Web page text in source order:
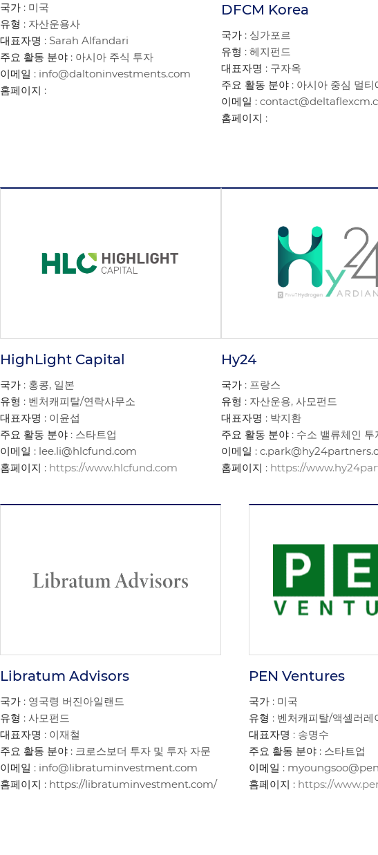
국가 : 미국
유형 : 자산운용사
대표자명 : Sarah Alfandari
주요 활동 분야 : 아시아 주식 투자
이메일 : info@daltoninvestments.com
홈페이지 :
DFCM Korea
국가 : 싱가포르
유형 : 헤지펀드
대표자명 : 구자옥
주요 활동 분야 : 아시아 중심 멀
이메일 :
홈페이지 :
HighLight Capital
국가 : 홍콩, 일본
유형 : 벤처캐피탈/연락사무소
대표자명 : 이윤섭
주요 활동 분야 : 스타트업
이메일 : lee.li@hlcfund.com
홈페이지 : https://www.hlcfund.com
Hy24
국가 : 프랑스
유형 : 자산운용, 사모펀드
대표자명 : 박지환
주요 활동 분야 : 수소 밸류체인 투
이메일 :
홈페이지 : https://
Libratum Advisors
국가 : 영국령 버진아일랜드
유형 : 사모펀드
대표자명 : 이재철
주요 활동 분야 : 크로스보더 투자 및 투자 자문
이메일 : info@libratuminvestment.com
홈페이지 : https://libratuminvestment.com/
PEN Ventures
국가 : 미국
유형 : 벤처캐피탈/액셀러레
대표자명 : 송명수
주요 활동 분야 : 스타트업
이메일 :
홈페이지 : https://